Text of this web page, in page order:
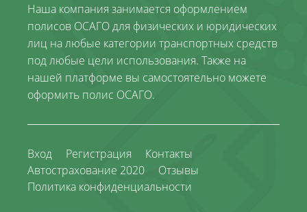
Наша компания занимается оформлением
полисов ОСАГО для физических и юридических
лиц на любые категории транспортных средств
под любые цели использования. Также на
нашей платформе вы самостоятельно можете
оформить полис ОСАГО.
Вход Регистрация
Контакты
Автострахование 2020
Отзывы
Политика конфиденциальности